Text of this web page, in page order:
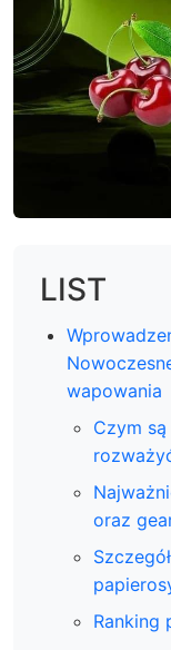
LIST
wapowania
Czym
oraz
Ranking